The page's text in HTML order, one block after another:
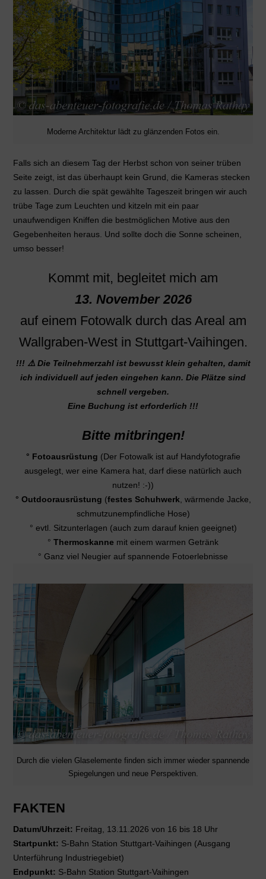
Moderne Architektur lädt zu glänzenden Fotos ein.
Falls sich an diesem Tag der Herbst schon von seiner trüben
Seite zeigt, ist das überhaupt kein Grund, die Kameras stecken
zu lassen. Durch die spät gewählte Tageszeit bringen wir auch
trübe Tage zum Leuchten und kitzeln mit ein paar
unaufwendigen Kniffen die bestmöglichen Motive aus den
Gegebenheiten heraus. Und sollte doch die Sonne scheinen,
umso besser!
Kommt mit, begleitet mich am
13. November 2026
auf einem Fotowalk durch das Areal am
Wallgraben-West in Stuttgart-Vaihingen.
!!! ⚠️ Die Teilnehmerzahl ist bewusst klein gehalten, damit
ich individuell auf jeden eingehen kann. Die Plätze sind
schnell vergeben.
Eine Buchung ist erforderlich !!!
Bitte mitbringen!
° Fotoausrüstung (Der Fotowalk ist auf Handyfotografie
ausgelegt, wer eine Kamera hat, darf diese natürlich auch
nutzen! :-))
° Outdoorausrüstung (festes Schuhwerk , wärmende Jacke,
schmutzunempfindliche Hose)
° evtl. Sitzunterlagen (auch zum darauf knien geeignet)
° Thermoskanne mit einem warmen Getränk
° Ganz viel Neugier auf spannende Fotoerlebnisse
Durch die vielen Glaselemente finden sich immer wieder spannende
Spiegelungen und neue Perspektiven.
FAKTEN
Datum/Uhrzeit: Freitag, 13.11.2026 von 16 bis 18 Uhr
Startpunkt: S-Bahn Station Stuttgart-Vaihingen (Ausgang
Unterführung Industriegebiet)
Endpunkt: S-Bahn Station Stuttgart-Vaihingen